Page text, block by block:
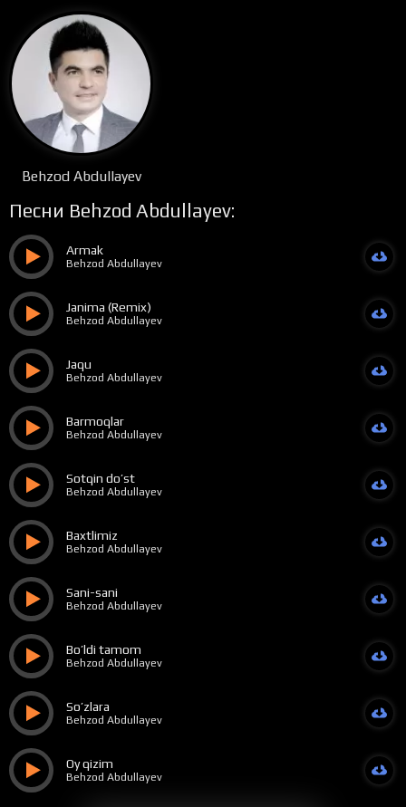
Behzod Abdullayev
Песни Behzod Abdullayev:
Armak
Behzod Abdullayev
Janima (Remix)
Behzod Abdullayev
Jaqu
Behzod Abdullayev
Barmoqlar
Behzod Abdullayev
Sotqin do’st
Behzod Abdullayev
Baxtlimiz
Behzod Abdullayev
Sani-sani
Behzod Abdullayev
Bo’ldi tamom
Behzod Abdullayev
So’zlara
Behzod Abdullayev
Oy qizim
Behzod Abdullayev